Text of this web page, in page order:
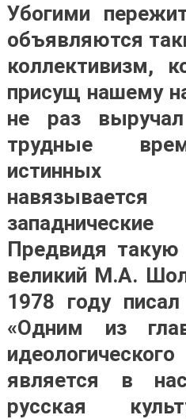
Убогими
объявляются
коллективизм,
присущ нашему
не раз
трудные
истинных
Предвидя
великий М.А.
1978 году
«Одним из
является в
русская